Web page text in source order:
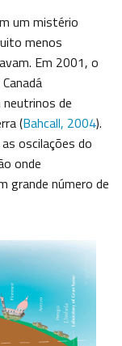
um mistério
menos
Em 2001, o
de
(Bahcall, 2004).
oscilações do
onde
grande número de